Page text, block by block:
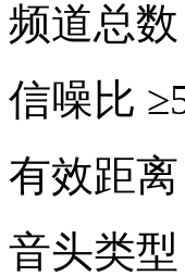
频道总数
信噪比
有效距离
音头类